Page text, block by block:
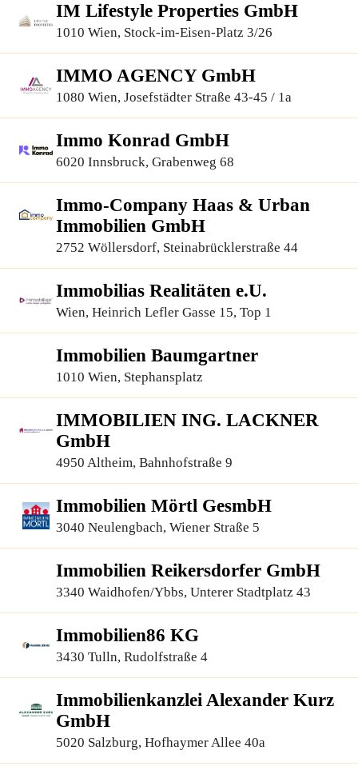
IM Lifestyle Properties GmbH
1010 Wien, Stock-im-Eisen-Platz 3/26
IMMO AGENCY GmbH
1080 Wien, Josefstädter Straße 43-45 / 1a
Immo Konrad GmbH
6020 Innsbruck, Grabenweg 68
Immo-Company Haas & Urban
Immobilien GmbH
2752 Wöllersdorf, Steinabrücklerstraße 44
Immobilias Realitäten e.U.
Wien, Heinrich Lefler Gasse 15, Top 1
Immobilien Baumgartner
1010 Wien, Stephansplatz
IMMOBILIEN ING. LACKNER
GmbH
4950 Altheim, Bahnhofstraße 9
Immobilien Mörtl GesmbH
3040 Neulengbach, Wiener Straße 5
Immobilien Reikersdorfer GmbH
3340 Waidhofen/Ybbs, Unterer Stadtplatz 43
Immobilien86 KG
3430 Tulln, Rudolfstraße 4
Immobilienkanzlei Alexander Kurz
GmbH
5020 Salzburg, Hofhaymer Allee 40a